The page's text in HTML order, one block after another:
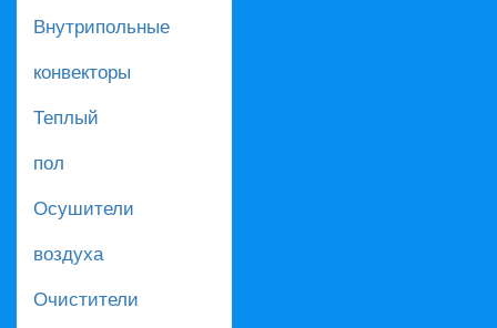
Внутрипольные
конвекторы
Теплый
пол
Осушители
воздуха
Очистители